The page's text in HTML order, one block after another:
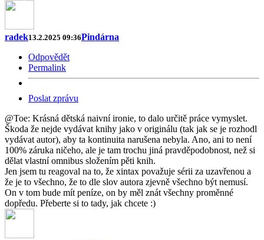
radek13.2.2025 09:36Pindárna
Odpovědět
Permalink
Poslat zprávu
@Toe: Krásná dětská naivní ironie, to dalo určitě práce vymyslet.
Škoda že nejde vydávat knihy jako v originálu (tak jak se je rozhodl
vydávat autor), aby ta kontinuita narušena nebyla. Ano, ani to není
100% záruka ničeho, ale je tam trochu jiná pravděpodobnost, než si
dělat vlastní omnibus složením pěti knih.
Jen jsem tu reagoval na to, že xintax považuje sérii za uzavřenou a
že je to všechno, že to dle slov autora zjevně všechno být nemusí.
On v tom bude mít peníze, on by měl znát všechny proměnné
dopředu. Přeberte si to tady, jak chcete :)